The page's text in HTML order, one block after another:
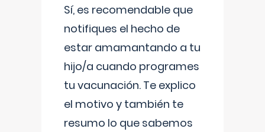
Sí, es recomendable que
notifiques el hecho de
estar amamantando a tu
hijo/a cuando programes
tu vacunación. Te explico
el motivo y también te
resumo lo que sabemos